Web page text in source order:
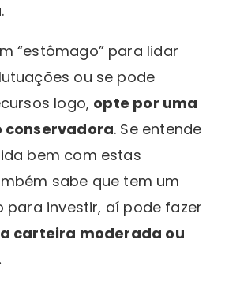
“estômago” para lidar
ou se pode
logo, opte por uma
. Se entende
bem com estas
sabe que tem um
para investir, aí pode fazer
carteira moderada ou